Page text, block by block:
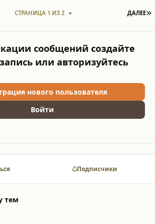
ДАЛЕЕ
СТРАНИЦА 1 ИЗ 2
сообщений создайте
или авторизуйтесь
нового пользователя
Войти
Подписчики
тем